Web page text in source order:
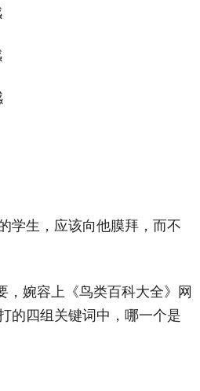
学生，应该向他膜拜，而不
，婉容上《鸟类百科大全》网
的四组关键词中，哪一个是